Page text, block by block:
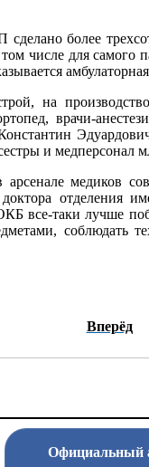
более
числе для самого
на
врачи-
и медперсонал
медиков
отделения
все-таки лучше
соблюдать
Вперёд
Официальный